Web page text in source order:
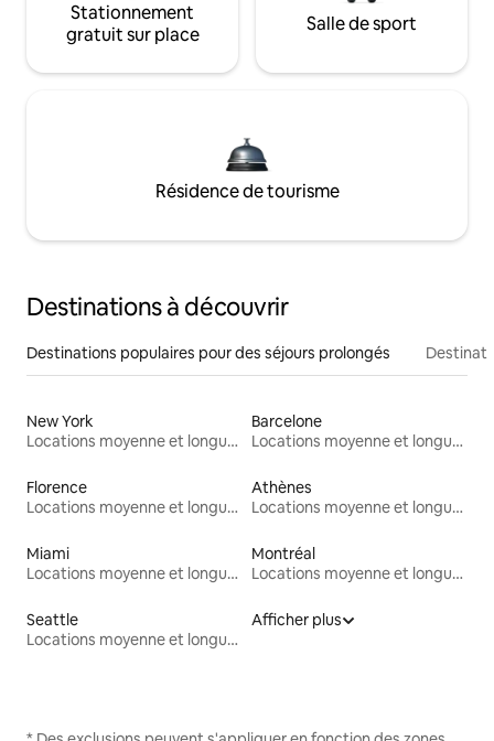
Stationnement
gratuit sur place
Salle de sport
Résidence de tourisme
Destinations à découvrir
Destinations populaires pour des séjours prolongés
New York
Locations moyenne et longue durée
Barcelone
Locations moyenne et longue durée
Florence
Locations moyenne et longue durée
Athènes
Locations moyenne et longue durée
Miami
Locations moyenne et longue durée
Montréal
Locations moyenne et longue durée
Seattle
Locations moyenne et longue durée
Afficher plus